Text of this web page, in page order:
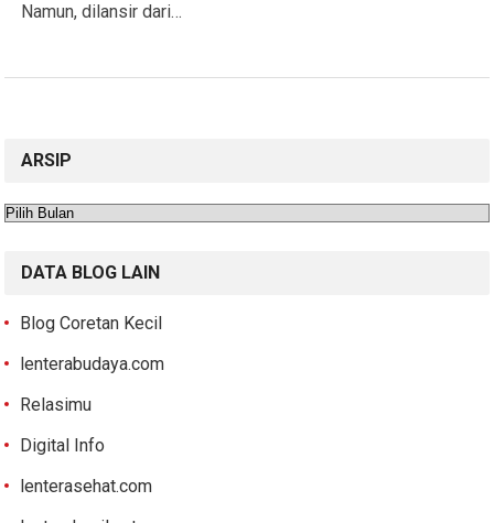
Namun, dilansir dari…
ARSIP
Arsip
DATA BLOG LAIN
Blog Coretan Kecil
lenterabudaya.com
Relasimu
Digital Info
lenterasehat.com